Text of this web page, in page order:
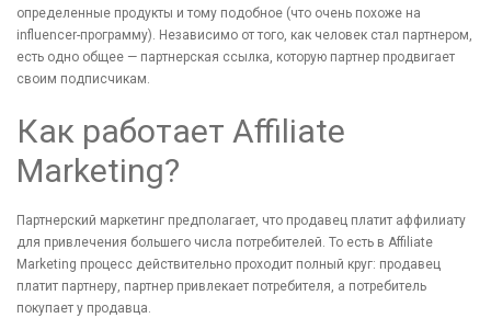
определенные продукты и тому подобное (что очень похоже на
influencer-программу). Независимо от того, как человек стал партнером,
есть одно общее — партнерская ссылка, которую партнер продвигает
своим подписчикам.
Как работает Affiliate
Marketing?
Партнерский маркетинг предполагает, что продавец платит аффилиату
для привлечения большего числа потребителей. То есть в Affiliate
Marketing процесс действительно проходит полный круг: продавец
платит партнеру, партнер привлекает потребителя, а потребитель
покупает у продавца.